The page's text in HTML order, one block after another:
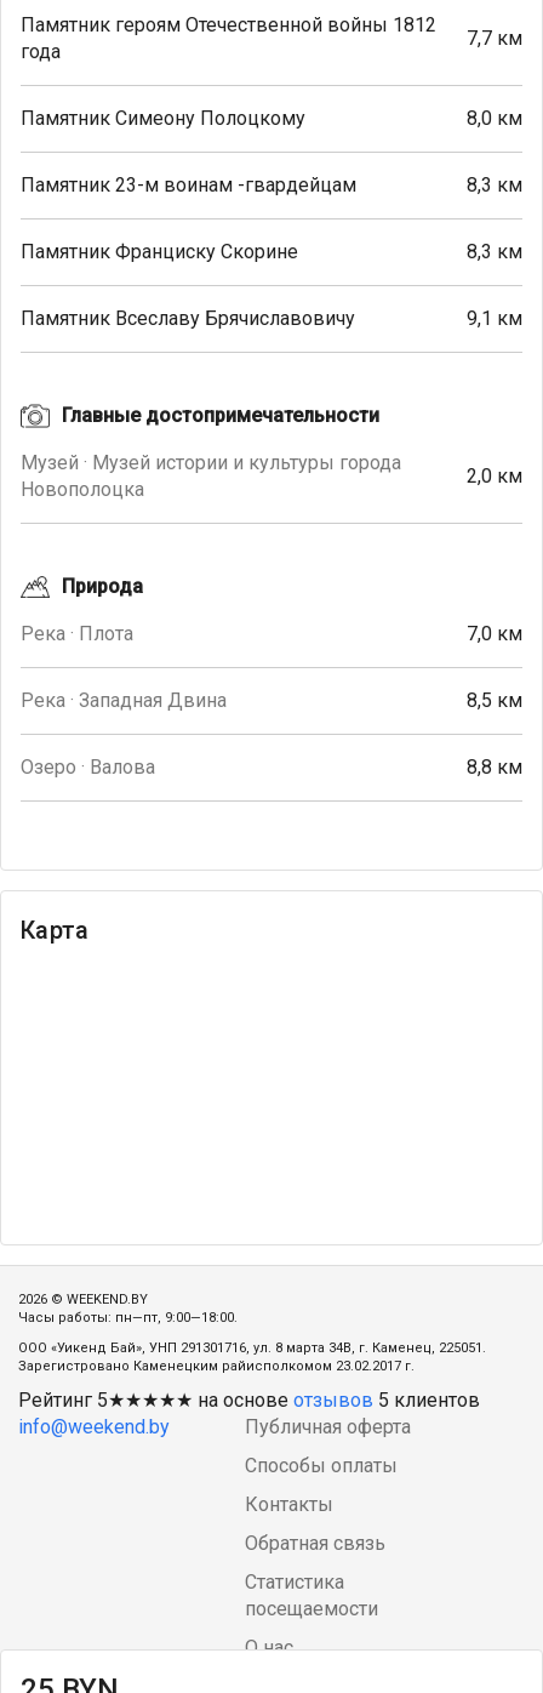
Памятник героям Отечественной войны 1812
года
7,7 км
Памятник Симеону Полоцкому 8,0 км
Памятник 23-м воинам -гвардейцам 8,3 км
Памятник Франциску Скорине 8,3 км
Памятник Всеславу Брячиславовичу 9,1 км
Главные достопримечательности
Музей · Музей истории и культуры города
Новополоцка
2,0 км
Природа
Река · Плота 7,0 км
Река · Западная Двина 8,5 км
Озеро · Валова 8,8 км
Карта
2026 © WEEKEND.BY
Часы работы: пн—пт, 9:00—18:00.
ООО «Уикенд Бай», УНП 291301716, ул. 8 марта 34В, г. Каменец, 225051.
Зарегистровано Каменецким райисполкомом 23.02.2017 г.
Рейтинг 5★★★★★ на основе отзывов 5 клиентов
info@weekend.by
Публичная оферта
Способы оплаты
Контакты
Обратная связь
Статистика
посещаемости
О нас